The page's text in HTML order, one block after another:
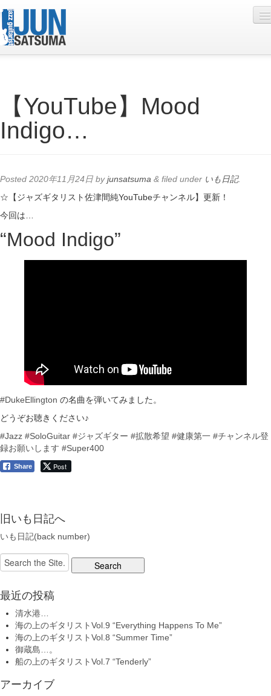
Live Schedule
Discography
Contact
YouTube
Online Lesson
【YouTube】Mood
Indigo…
Posted 2020年11月24日 byjunsatsuma & filed under いも日記.
☆【ジャズギタリスト佐津間純YouTubeチャンネル】更新！
今回は…
“Mood Indigo”
#DukeEllington の名曲を弾いてみました。
どうぞお聴きください♪
#Jazz #SoloGuitar #ジャズギター #拡散希望 #健康第一 #チャンネル登
録お願いします #Super400
Share Post
旧いも日記へ
いも日記(back number)
Search
for:
最近の投稿
清水港…
海の上のギタリストVol.9 “Everything Happens To Me”
海の上のギタリストVol.8 “Summer Time”
御蔵島…。
船の上のギタリストVol.7 “Tenderly”
アーカイブ